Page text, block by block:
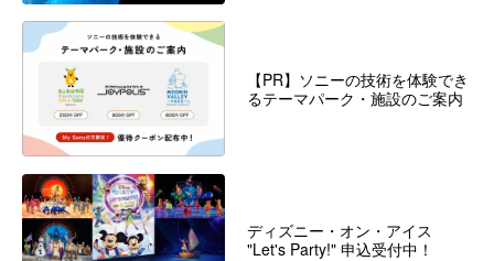
【PR】ソニーの技術を体験でき
るテーマパーク・施設のご案内
ディズニー・オン・アイス
"Let's Party!" 申込受付中！